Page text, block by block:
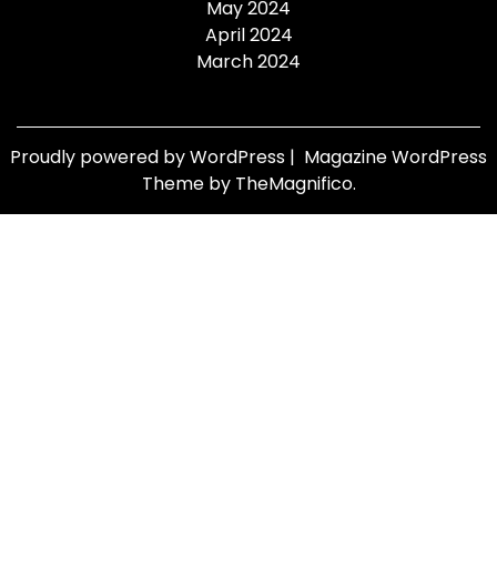
May 2024
April 2024
March 2024
Proudly powered by WordPress | Magazine WordPress
Theme by TheMagnifico.